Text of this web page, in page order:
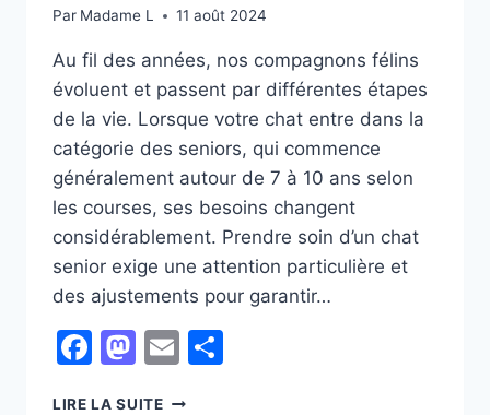
Par Madame L 11 août 2024
Au fil des années, nos compagnons félins
évoluent et passent par différentes étapes
de la vie. Lorsque votre chat entre dans la
catégorie des seniors, qui commence
généralement autour de 7 à 10 ans selon
les courses, ses besoins changent
considérablement. Prendre soin d’un chat
senior exige une attention particulière et
des ajustements pour garantir…
Facebook
Mastodon
Email
LIRE LA SUITECOMMENT